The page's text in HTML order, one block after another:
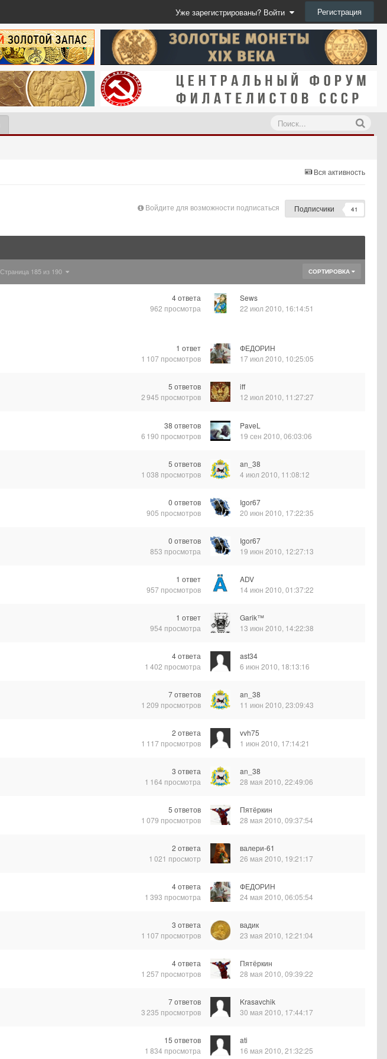
Уже зарегистрированы? Войти Регистрация
Вся активность
Войдите для возможности подписаться Подписчики 41
СОРТИРОВКА
Страница 185 из 190
4ответа
962 просмотра
Sews
22 июл 2010, 16:14:51
1 ответ
1 107 просмотров
ФЕДОРИН
17 июл 2010, 10:25:05
5 ответов
2 945 просмотров
iff
12 июл 2010, 11:27:27
38 ответов
6 190 просмотров
PaveL
19 сен 2010, 06:03:06
5 ответов
1 038 просмотров
an_38
4 июл 2010, 11:08:12
0 ответов
905 просмотров
Igor67
20 июн 2010, 17:22:35
0 ответов
853 просмотра
Igor67
19 июн 2010, 12:27:13
1 ответ
957 просмотров
ADV
14 июн 2010, 01:37:22
1 ответ
954 просмотра
Garik™
13 июн 2010, 14:22:38
4ответа
1 402 просмотра
ast34
6 июн 2010, 18:13:16
7ответов
1 209 просмотров
an_38
11 июн 2010, 23:09:43
2 ответа
1 117 просмотров
vvh75
1 июн 2010, 17:14:21
3 ответа
1 164 просмотра
an_38
28 мая 2010, 22:49:06
5 ответов
1 079 просмотров
Пятёркин
28 мая 2010, 09:37:54
2 ответа
1 021 просмотр
валери-61
26 мая 2010, 19:21:17
4ответа
1 393 просмотра
ФЕДОРИН
24 мая 2010, 06:05:54
3 ответа
1 107 просмотров
вадик
23 мая 2010, 12:21:04
4ответа
1 257 просмотров
Пятёркин
28 мая 2010, 09:39:22
7ответов
3 235 просмотров
Krasavchik
30 мая 2010, 17:44:17
15 ответов
1 834 просмотра
ati
16 мая 2010, 21:32:25